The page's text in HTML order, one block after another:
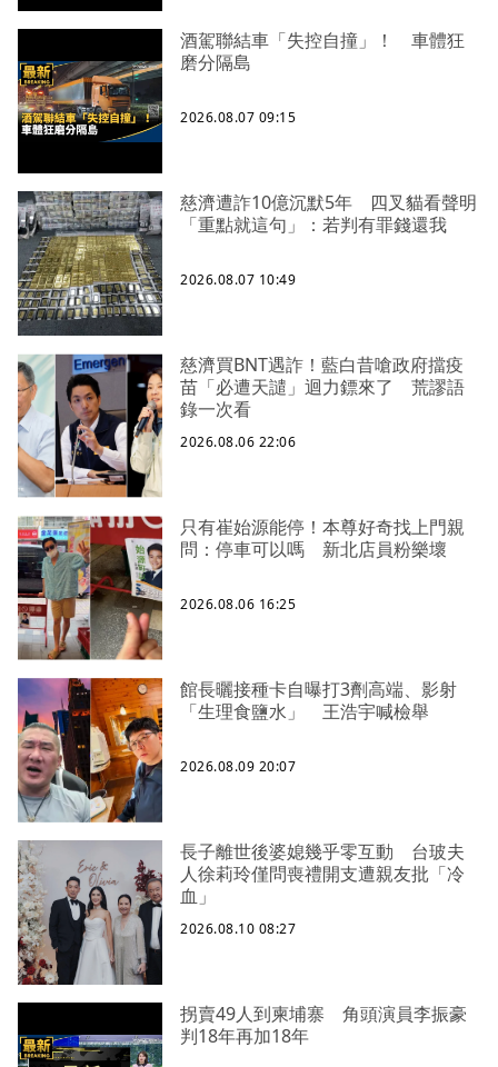
酒駕聯結車「失控自撞」！ 車體狂
磨分隔島
2026.08.07 09:15
慈濟遭詐10億沉默5年 四叉貓看聲明
「重點就這句」：若判有罪錢還我
2026.08.07 10:49
慈濟買BNT遇詐！藍白昔嗆政府擋疫
苗「必遭天譴」迴力鏢來了 荒謬語
錄一次看
2026.08.06 22:06
只有崔始源能停！本尊好奇找上門親
問：停車可以嗎 新北店員粉樂壞
2026.08.06 16:25
館長曬接種卡自曝打3劑高端、影射
「生理食鹽水」 王浩宇喊檢舉
2026.08.09 20:07
長子離世後婆媳幾乎零互動 台玻夫
人徐莉玲僅問喪禮開支遭親友批「冷
血」
2026.08.10 08:27
拐賣49人到柬埔寨 角頭演員李振豪
判18年再加18年